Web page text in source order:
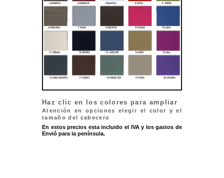
Haz clic en los colores para ampliar
Atención en opciones elegir el color y el
tamaño del cabecero
En estos precios esta incluido el IVA y los gastos de
Envió para la península.